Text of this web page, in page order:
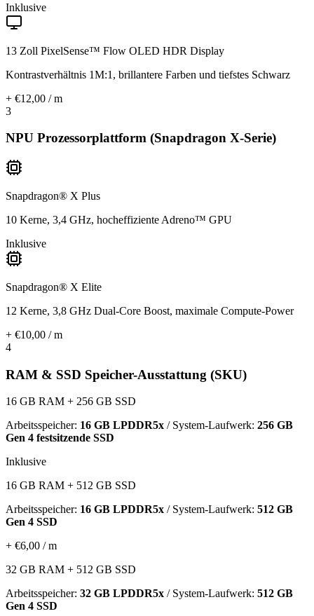
Inklusive
13 Zoll PixelSense™ Flow OLED HDR Display
Kontrastverhältnis 1M:1, brillantere Farben und tiefstes Schwarz
+ €12,00 / m
3
NPU Prozessorplattform (Snapdragon X-Serie)
Snapdragon® X Plus
10 Kerne, 3,4 GHz, hocheffiziente Adreno™ GPU
Inklusive
Snapdragon® X Elite
12 Kerne, 3,8 GHz Dual-Core Boost, maximale Compute-Power
+ €10,00 / m
4
RAM & SSD Speicher-Ausstattung (SKU)
16 GB RAM + 256 GB SSD
Arbeitsspeicher: 16 GB LPDDR5x / System-Laufwerk: 256 GB
Gen 4 festsitzende SSD
Inklusive
16 GB RAM + 512 GB SSD
Arbeitsspeicher: 16 GB LPDDR5x / System-Laufwerk: 512 GB
Gen 4 SSD
+ €6,00 / m
32 GB RAM + 512 GB SSD
Arbeitsspeicher: 32 GB LPDDR5x / System-Laufwerk: 512 GB
Gen 4 SSD